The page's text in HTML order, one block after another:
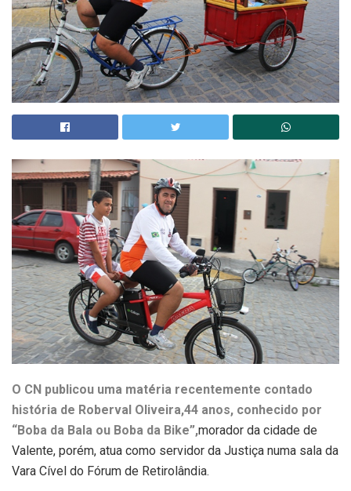
O CN publicou uma matéria recentemente contado
história de Roberval Oliveira,44 anos, conhecido por
“Boba da Bala ou Boba da Bike”,morador da cidade de
Valente, porém, atua como servidor da Justiça numa sala da
Vara Cível do Fórum de Retirolândia.